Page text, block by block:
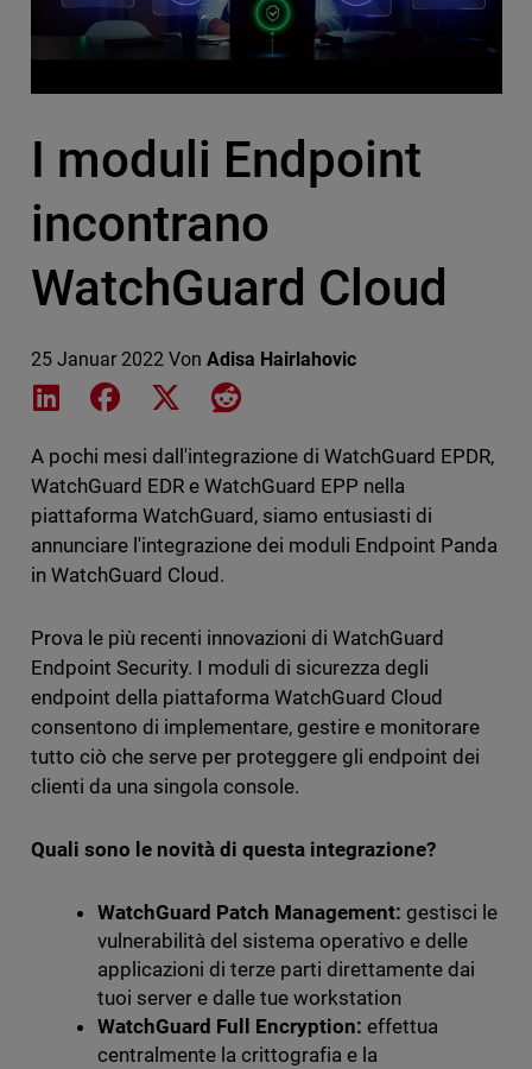
I moduli Endpoint
incontrano
WatchGuard Cloud
25 Januar 2022 Von Adisa Hairlahovic
Share on LinkedIn
Share on Facebook
Share on XShare on Reddit
A pochi mesi dall'integrazione di WatchGuard EPDR,
WatchGuard EDR e WatchGuard EPP nella
piattaforma WatchGuard, siamo entusiasti di
annunciare l'integrazione dei moduli Endpoint Panda
in WatchGuard Cloud.
Prova le più recenti innovazioni di WatchGuard
Endpoint Security. I moduli di sicurezza degli
endpoint della piattaforma WatchGuard Cloud
consentono di implementare, gestire e monitorare
tutto ciò che serve per proteggere gli endpoint dei
clienti da una singola console.
Quali sono le novità di questa integrazione?
WatchGuard Patch Management: gestisci le
vulnerabilità del sistema operativo e delle
applicazioni di terze parti direttamente dai
tuoi server e dalle tue workstation
WatchGuard Full Encryption: effettua
centralmente la crittografia e la